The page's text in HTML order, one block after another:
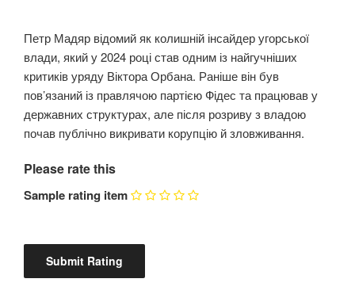
Петр Мадяр відомий як колишній інсайдер угорської
влади, який у 2024 році став одним із найгучніших
критиків уряду Віктора Орбана. Раніше він був
пов’язаний із правлячою партією Фідес та працював у
державних структурах, але після розриву з владою
почав публічно викривати корупцію й зловживання.
Please rate this
Sample rating item